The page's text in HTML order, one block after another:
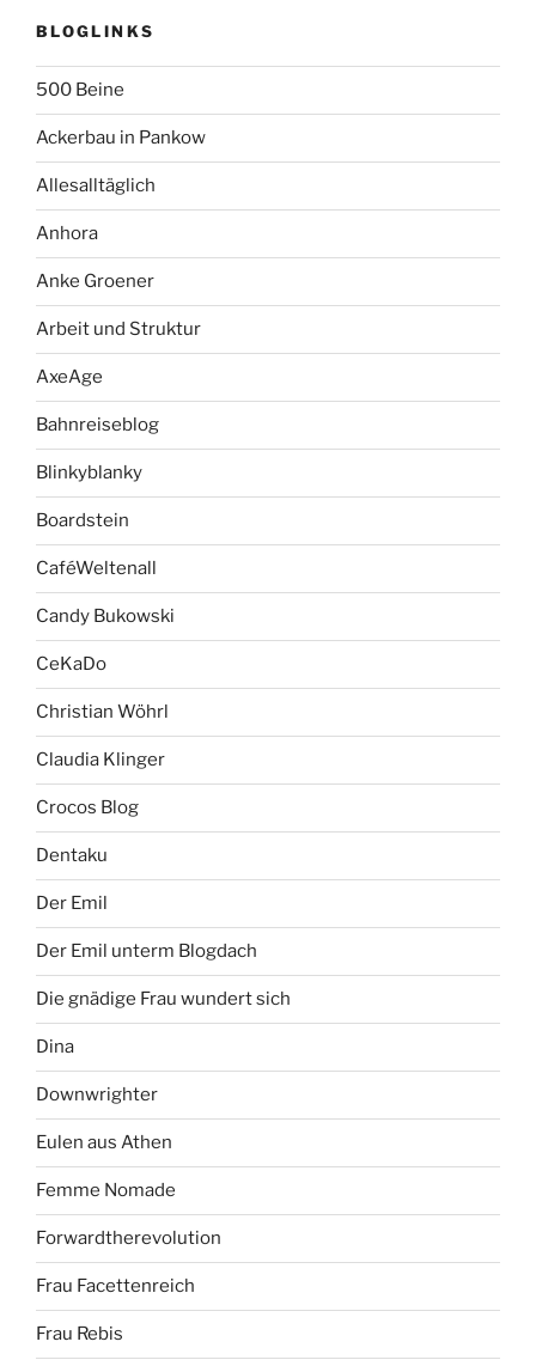
BLOGLINKS
500 Beine
Ackerbau in Pankow
Allesalltäglich
Anhora
Anke Groener
Arbeit und Struktur
AxeAge
Bahnreiseblog
Blinkyblanky
Boardstein
CaféWeltenall
Candy Bukowski
CeKaDo
Christian Wöhrl
Claudia Klinger
Crocos Blog
Dentaku
Der Emil
Der Emil unterm Blogdach
Die gnädige Frau wundert sich
Dina
Downwrighter
Eulen aus Athen
Femme Nomade
Forwardtherevolution
Frau Facettenreich
Frau Rebis